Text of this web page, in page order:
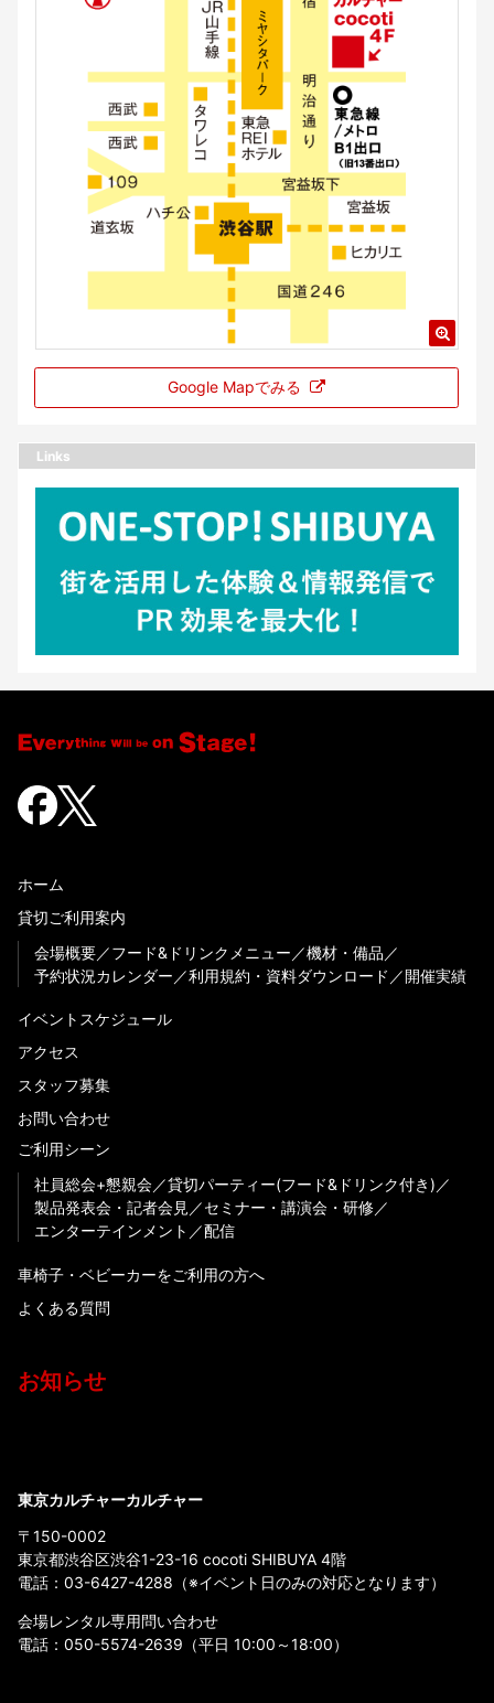
Google Mapでみる
Links
ホーム
貸切ご利用案内
会場概要
フード&ドリンクメニュー
機材・備品
予約状況カレンダー
利用規約・資料ダウンロード 開催実績
イベントスケジュール
アクセス
スタッフ募集
お問い合わせ
ご利用シーン
社員総会+懇親会
貸切パーティー(フード&ドリンク付き)
製品発表会・記者会見
セミナー・講演会・研修
エンターテインメント
配信
車椅子・ベビーカーをご利用の方へ
よくある質問
お知らせ
東京カルチャーカルチャー
〒150-0002
東京都渋谷区渋谷1-23-16 cocoti SHIBUYA 4階
電話： 03-6427-4288 （※イベント日のみの対応となります）
会場レンタル専用問い合わせ
電話： 050-5574-2639 （平日 10:00～18:00）